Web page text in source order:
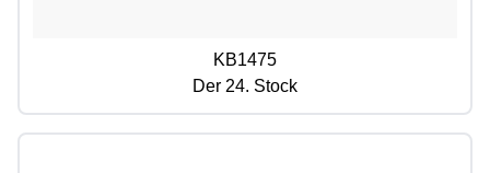
KB1475
Der 24. Stock